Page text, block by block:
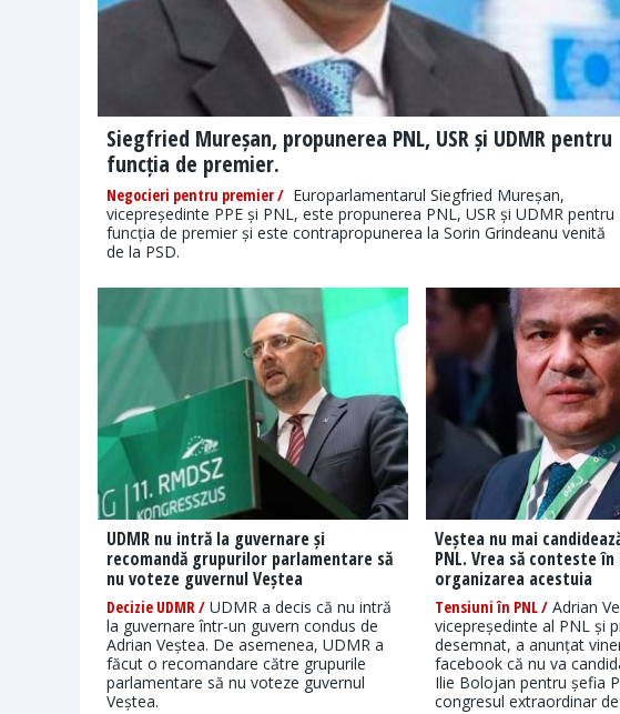
Siegfried Mureșan, propunerea PNL, USR și UDMR pentru
funcția de premier.
Negocieri pentru premier / Europarlamentarul Siegfried Mureșan,
vicepreședinte PPE și PNL, este propunerea PNL, USR și UDMR pentru
funcția de premier și este contrapropunerea la Sorin Grindeanu venită
de la PSD.
UDMR nu intră la guvernare și
recomandă grupurilor parlamentare să
nu voteze guvernul Veștea
Decizie UDMR / UDMR a decis că nu intră
la guvernare într-un guvern condus de
Adrian Veștea. De asemenea, UDMR a
făcut o recomandare către grupurile
parlamentare să nu voteze guvernul
Veștea.
Veștea nu mai
PNL. Vrea să conteste
organizarea acestuia
Tensiuni în PNL /Adrian
vicepreședinte al PNL și
desemnat, a anunțat
facebook că nu va
Ilie Bolojan pentru șefia
congresul extraordinar